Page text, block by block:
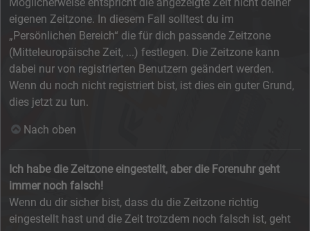
eigenen Zeitzone. In diesem Fall solltest du im
„Persönlichen Bereich“ die für dich passende Zeitzone
(Mitteleuropäische Zeit, ...) festlegen. Die Zeitzone kann
dabei nur von registrierten Benutzern geändert werden.
Wenn du noch nicht registriert bist, ist dies ein guter Grund,
dies jetzt zu tun.
Nach oben
Ich habe die Zeitzone eingestellt, aber die Forenuhr geht
immer noch falsch!
Wenn du dir sicher bist, dass du die Zeitzone richtig
eingestellt hast und die Zeit trotzdem noch falsch ist, geht